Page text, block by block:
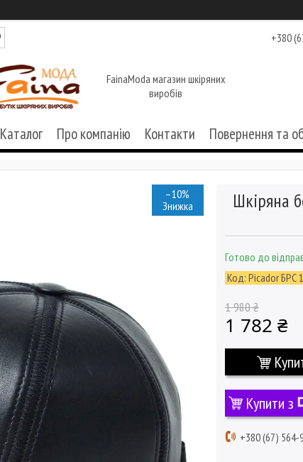
+380
FainaModa магазин шкіряних
виробів
Каталог Про компанію Контакти Повернення та
–10% Шкіряна
Готово до
Код: Picador БРС
1 980 ₴
1 782 ₴
Купити з
+380 (67) 564-